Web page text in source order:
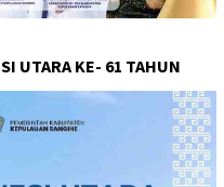
UTARA KE- 61 TAHUN